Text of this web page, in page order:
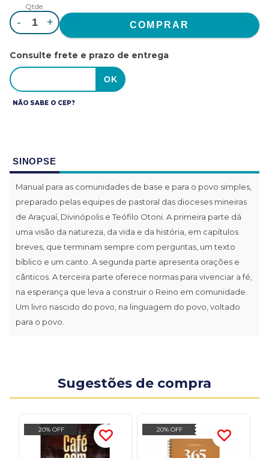
Qtde.
- +
Consulte frete e prazo de entrega
NÃO SABE O CEP?
SINOPSE
Manual para as comunidades de base e para o povo simples,
preparado pelas equipes de pastoral das dioceses mineiras
de Araçuaí, Divinópolis e Teófilo Otoni. A primeira parte dá
uma visão da natureza, da vida e da história, em capítulos
breves, que terminam sempre com perguntas, um texto
bíblico e um canto. A segunda parte apresenta orações e
cânticos. A terceira parte oferece normas para vivenciar a fé,
na esperança que leva a construir o Reino em comunidade.
Um livro nascido do povo, na linguagem do povo, voltado
para o povo.
Sugestões de compra
20% OFF 20% OFF